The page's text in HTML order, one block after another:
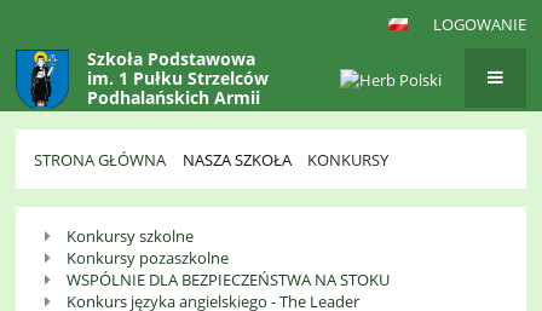
LOGOWANIE
Szkoła Podstawowa
im. 1 Pułku Strzelców
Podhalańskich Armii
Krajowej
w Gaboniu
STRONA GŁÓWNA NASZA SZKOŁA KONKURSY
KonkursyKonkursy szkolne
Konkursy pozaszkolne
WSPÓLNIE DLA BEZPIECZEŃSTWA NA STOKU
Konkurs języka angielskiego - The Leader